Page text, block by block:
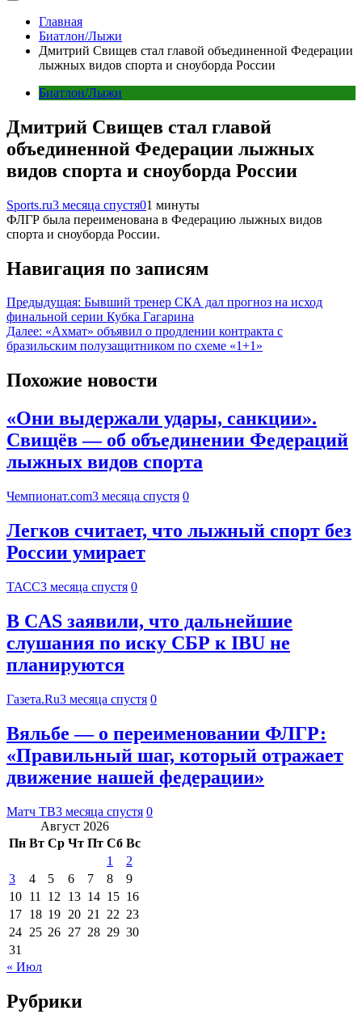
Главная
Биатлон/Лыжи
Дмитрий Свищев стал главой объединенной Федерации
лыжных видов спорта и сноуборда России
Биатлон/Лыжи
Дмитрий Свищев стал главой
объединенной Федерации лыжных
видов спорта и сноуборда России
Sports.ru3 месяца спустя01 минуты
ФЛГР была переименована в Федерацию лыжных видов
спорта и сноуборда России.
Навигация по записям
Предыдущая: Бывший тренер СКА дал прогноз на исход
финальной серии Кубка Гагарина
Далее: «Ахмат» объявил о продлении контракта с
бразильским полузащитником по схеме «1+1»
Похожие новости
«Они выдержали удары, санкции».
Свищёв — об объединении Федераций
лыжных видов спорта
Чемпионат.com3 месяца спустя 0
Легков считает, что лыжный спорт без
России умирает
ТАСС3 месяца спустя 0
В CAS заявили, что дальнейшие
слушания по иску СБР к IBU не
планируются
Газета.Ru3 месяца спустя 0
Вяльбе — о переименовании ФЛГР:
«Правильный шаг, который отражает
движение нашей федерации»
Матч ТВ3 месяца спустя 0
Август 2026
Пн Вт Ср Чт Пт Сб Вс
1
2
3
4 5 6 7 8
9
10 11 12 13 14 15 16
17 18 19 20 21 22 23
24 25 26 27 28 29 30
31
« Июл
Рубрики